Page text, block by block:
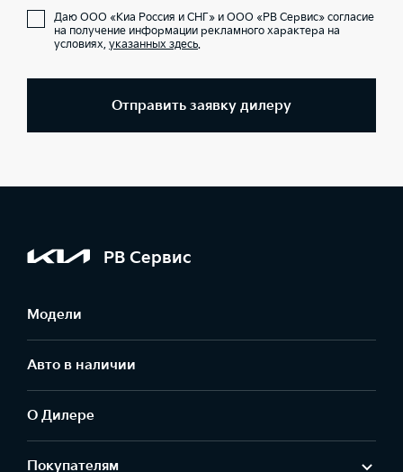
Даю ООО «Киа Россия и СНГ» и ООО «РВ Сервис» согласие
на получение информации рекламного характера на
условиях, указанных здесь.
Отправить заявку дилеру
РВ Сервис
Модели
Авто в наличии
О Дилере
Покупателям